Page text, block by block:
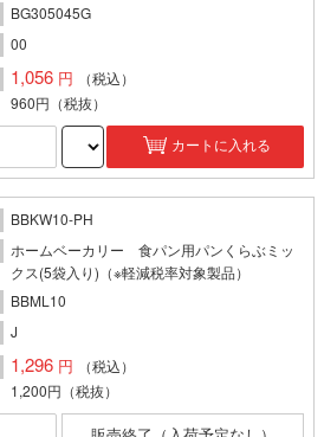
BG305045G
00
1,056
（税込）
960円 （税抜）
カートに入れる
BBKW10-PH
ホームベーカリー 食パン用パンくらぶミッ
クス(5袋入り)（※軽減税率対象製品）
BBML10
J
1,296
（税込）
1,200円 （税抜）